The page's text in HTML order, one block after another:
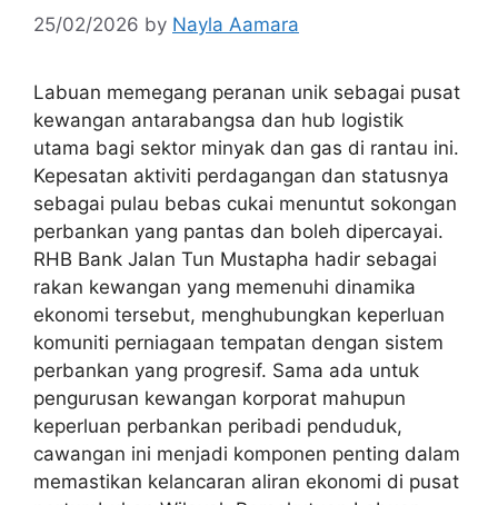
25/02/2026 by Nayla Aamara
Labuan memegang peranan unik sebagai pusat
kewangan antarabangsa dan hub logistik
utama bagi sektor minyak dan gas di rantau ini.
Kepesatan aktiviti perdagangan dan statusnya
sebagai pulau bebas cukai menuntut sokongan
perbankan yang pantas dan boleh dipercayai.
RHB Bank Jalan Tun Mustapha hadir sebagai
rakan kewangan yang memenuhi dinamika
ekonomi tersebut, menghubungkan keperluan
komuniti perniagaan tempatan dengan sistem
perbankan yang progresif. Sama ada untuk
pengurusan kewangan korporat mahupun
keperluan perbankan peribadi penduduk,
cawangan ini menjadi komponen penting dalam
memastikan kelancaran aliran ekonomi di pusat